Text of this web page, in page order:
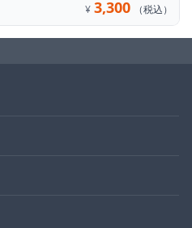
¥ 3,300 （税込）